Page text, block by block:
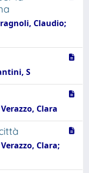
Claudio;
S
Clara
Clara;